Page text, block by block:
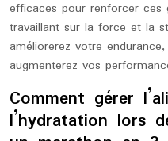
efficaces pour renforcer ces
travaillant sur la force et la
améliorerez votre
augmenterez vos
Comment gérer
l’hydratation lors